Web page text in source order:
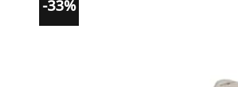
-33%